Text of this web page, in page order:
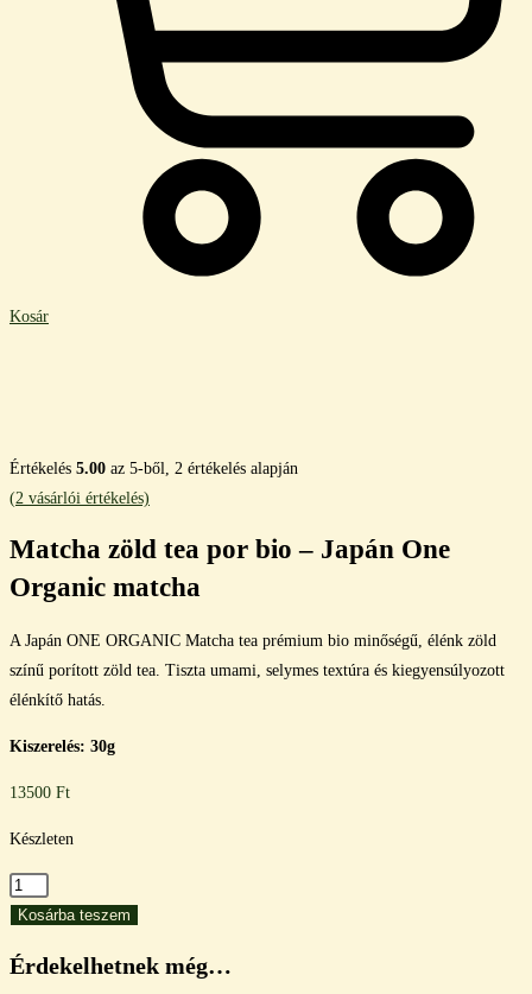
Kosár
Értékelés 5.00 az 5-ből, 2 értékelés alapján
(2 vásárlói értékelés)
Matcha zöld tea por bio – Japán One
Organic matcha
A Japán ONE ORGANIC Matcha tea prémium bio minőségű, élénk zöld
színű porított zöld tea. Tiszta umami, selymes textúra és kiegyensúlyozott
élénkítő hatás.
Kiszerelés: 30g
13500 Ft
Készleten
Matcha
zöld
por
Kosárba teszem
Érdekelhetnek még…